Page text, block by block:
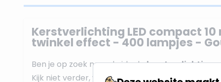
Kerstverlichting LED compact
twinkel effect - 400 lampjes -
Ben je op zoek naar de idealekerstverlichting
Kijk niet verder, want deze10 meter lange